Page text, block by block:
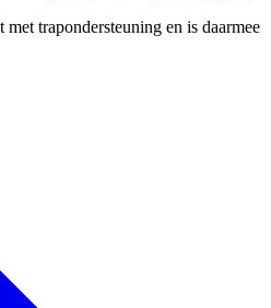
trapondersteuning en is daarmee